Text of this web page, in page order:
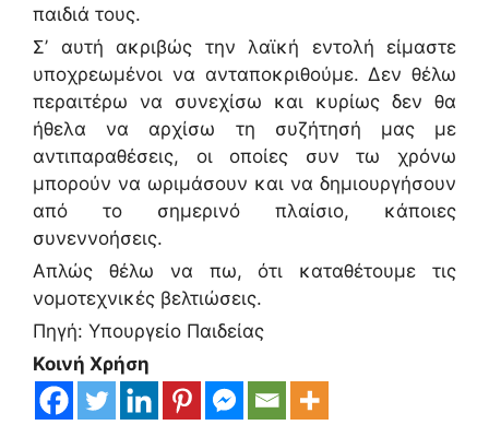
παιδιά τους.
Σ’ αυτή ακριβώς την λαϊκή εντολή είμαστε
υποχρεωμένοι να ανταποκριθούμε. Δεν θέλω
περαιτέρω να συνεχίσω και κυρίως δεν θα
ήθελα να αρχίσω τη συζήτησή μας με
αντιπαραθέσεις, οι οποίες συν τω χρόνω
μπορούν να ωριμάσουν και να δημιουργήσουν
από το σημερινό πλαίσιο, κάποιες
συνεννοήσεις.
Απλώς θέλω να πω, ότι καταθέτουμε τις
νομοτεχνικές βελτιώσεις.
Πηγή: Υπουργείο Παιδείας
Κοινή Χρήση